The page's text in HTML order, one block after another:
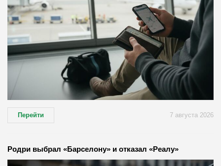
Перейти 7 августа 2026
Родри выбрал «Барселону» и отказал «Реалу»